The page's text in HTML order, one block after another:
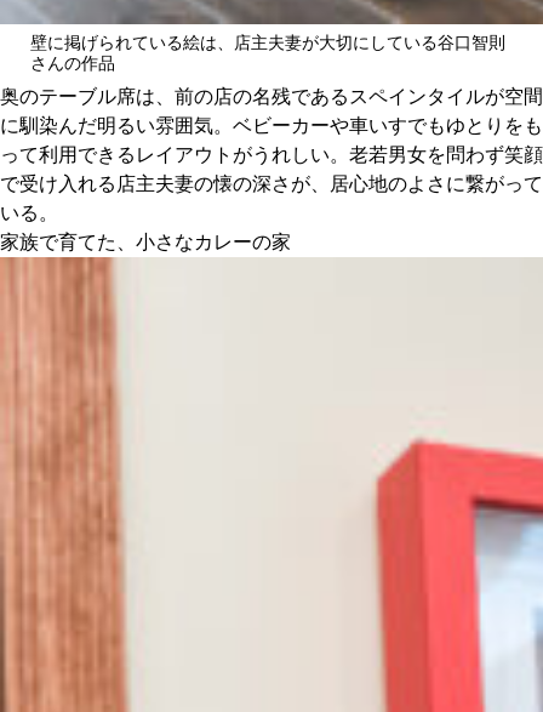
壁に掲げられている絵は、店主夫妻が大切にしている谷口智則
さんの作品
奥のテーブル席は、前の店の名残であるスペインタイルが空間
に馴染んだ明るい雰囲気。ベビーカーや車いすでもゆとりをも
って利用できるレイアウトがうれしい。老若男女を問わず笑顔
で受け入れる店主夫妻の懐の深さが、居心地のよさに繋がって
いる。
家族で育てた、小さなカレーの家